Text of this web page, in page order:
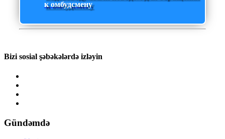
к омбудсмену
Bizi sosial şəbəkələrdə izləyin
Gündəmdə